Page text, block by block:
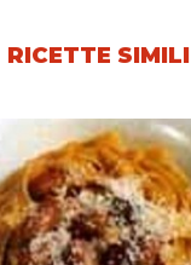
RICETTE SIMILI